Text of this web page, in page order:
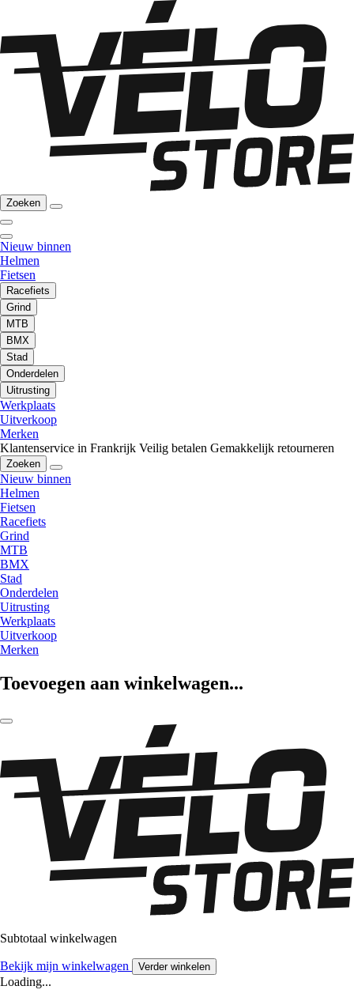
Zoeken
Nieuw binnen
Helmen
Fietsen
Racefiets
Grind
MTB
BMX
Stad
Onderdelen
Uitrusting
Werkplaats
Uitverkoop
Merken
Klantenservice in Frankrijk Veilig betalen Gemakkelijk retourneren
Zoeken
Nieuw binnen
Helmen
Fietsen
Racefiets
Grind
MTB
BMX
Stad
Onderdelen
Uitrusting
Werkplaats
Uitverkoop
Merken
Toevoegen aan winkelwagen...
Subtotaal winkelwagen
Bekijk mijn winkelwagen Verder winkelen
Loading...